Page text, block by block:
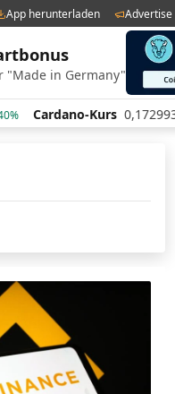
App herunterladen Advertise
"Made in Germany"
Cardano-Kurs 0,172993 €